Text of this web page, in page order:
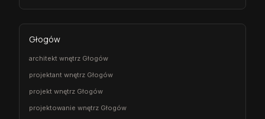
Głogów
architekt wnętrz Głogów
projektant wnętrz Głogów
projekt wnętrz Głogów
projektowanie wnętrz Głogów